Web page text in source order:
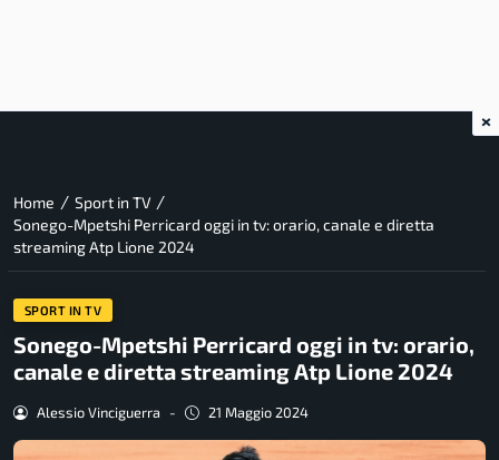
Home / Sport in TV /
Sonego-Mpetshi Perricard oggi in tv: orario, canale e diretta
streaming Atp Lione 2024
SPORT IN TV
Sonego-Mpetshi Perricard oggi in tv: orario,
canale e diretta streaming Atp Lione 2024
Alessio Vinciguerra - 21 Maggio 2024
×